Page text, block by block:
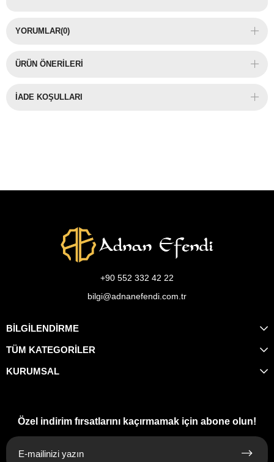
YORUMLAR(0)
ÜRÜN ÖNERILERI
İADE KOŞULLARI
+90 552 332 42 22
bilgi@adnanefendi.com.tr
BİLGİLENDİRME
TÜM KATEGORİLER
KURUMSAL
Özel indirim fırsatlarını kaçırmamak için abone olun!